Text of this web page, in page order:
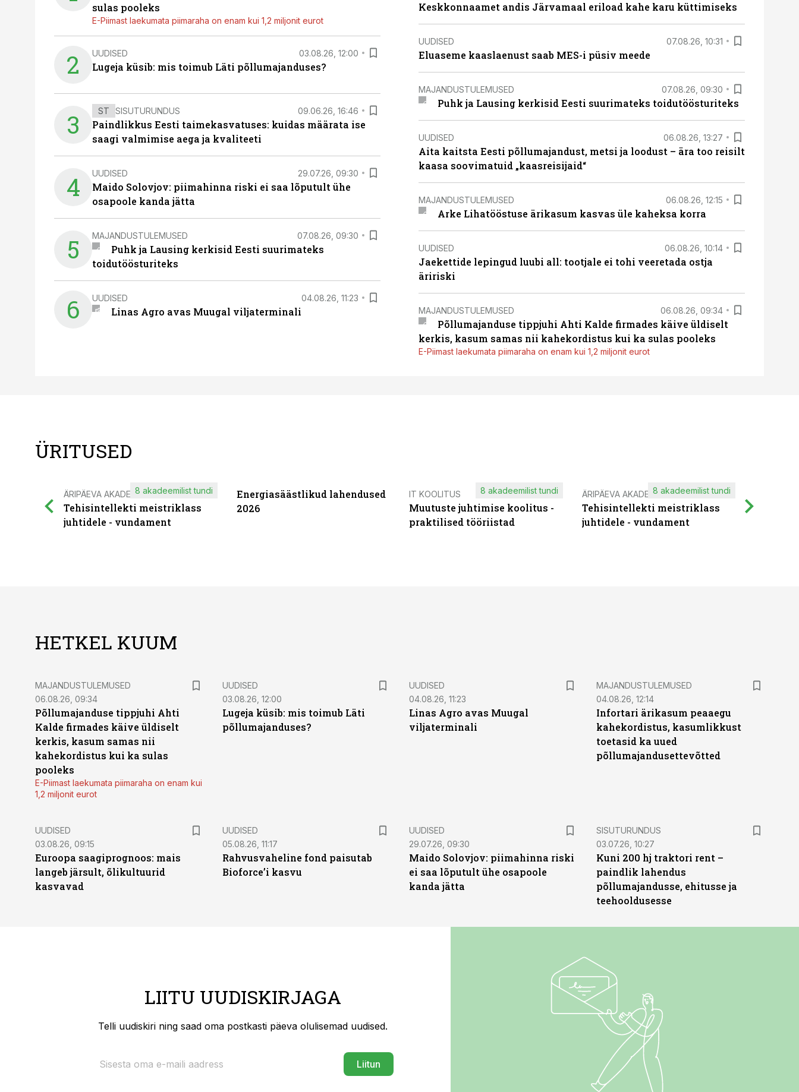
sulas pooleks
E-Piimast laekumata piimaraha on enam kui 1,2 miljonit eurot
2 UUDISED 03.08.26, 12:00
Lugeja küsib: mis toimub Läti põllumajanduses?
3 ST SISUTURUNDUS 09.06.26, 16:46
Paindlikkus Eesti taimekasvatuses: kuidas määrata ise
saagi valmimise aega ja kvaliteeti
4 UUDISED 29.07.26, 09:30
Maido Solovjov: piimahinna riski ei saa lõputult ühe
osapoole kanda jätta
5 MAJANDUSTULEMUSED 07.08.26, 09:30
Puhk ja Lausing kerkisid Eesti suurimateks
toidutöösturiteks
6 UUDISED 04.08.26, 11:23
Linas Agro avas Muugal viljaterminali
Keskkonnaamet andis Järvamaal eriload kahe karu küttimiseks
UUDISED 07.08.26, 10:31
Eluaseme kaaslaenust saab MES-i püsiv meede
MAJANDUSTULEMUSED 07.08.26, 09:30
Puhk ja Lausing kerkisid Eesti suurimateks toidutöösturiteks
UUDISED 06.08.26, 13:27
Aita kaitsta Eesti põllumajandust, metsi ja loodust – ära too reisilt
kaasa soovimatuid „kaasreisijaid“
MAJANDUSTULEMUSED 06.08.26, 12:15
Arke Lihatööstuse ärikasum kasvas üle kaheksa korra
UUDISED 06.08.26, 10:14
Jaekettide lepingud luubi all: tootjale ei tohi veeretada ostja
äririski
MAJANDUSTULEMUSED 06.08.26, 09:34
Põllumajanduse tippjuhi Ahti Kalde firmades käive üldiselt
kerkis, kasum samas nii kahekordistus kui ka sulas pooleks
E-Piimast laekumata piimaraha on enam kui 1,2 miljonit eurot
ÜRITUSED
ÄRIPÄEVA AKADEEMIA
Tehisintellekti meistriklass
juhtidele - vundament
8 akadeemilist tundi
Energiasäästlikud lahendused
2026
IT KOOLITUS
Muutuste juhtimise koolitus -
praktilised tööriistad
8 akadeemilist tundi ÄRIPÄEVA AKADEEMIA
Tehisintellekti meistriklass
juhtidele - vundament
8 akadeemilist tundi
HETKEL KUUM
MAJANDUSTULEMUSED
06.08.26, 09:34
Põllumajanduse tippjuhi Ahti
Kalde firmades käive üldiselt
kerkis, kasum samas nii
kahekordistus kui ka sulas
pooleks
E-Piimast laekumata piimaraha on enam kui
1,2 miljonit eurot
UUDISED
03.08.26, 12:00
Lugeja küsib: mis toimub Läti
põllumajanduses?
UUDISED
04.08.26, 11:23
Linas Agro avas Muugal
viljaterminali
MAJANDUSTULEMUSED
04.08.26, 12:14
Infortari ärikasum peaaegu
kahekordistus, kasumlikkust
toetasid ka uued
põllumajandusettevõtted
UUDISED
03.08.26, 09:15
Euroopa saagiprognoos: mais
langeb järsult, õlikultuurid
kasvavad
UUDISED
05.08.26, 11:17
Rahvusvaheline fond paisutab
Bioforce’i kasvu
UUDISED
29.07.26, 09:30
Maido Solovjov: piimahinna riski
ei saa lõputult ühe osapoole
kanda jätta
ST
SISUTURUNDUS
03.07.26, 10:27
Kuni 200 hj traktori rent –
paindlik lahendus
põllumajandusse, ehitusse ja
teehooldusesse
LIITU UUDISKIRJAGA
Telli uudiskiri ning saad oma postkasti päeva olulisemad uudised.
Liitun